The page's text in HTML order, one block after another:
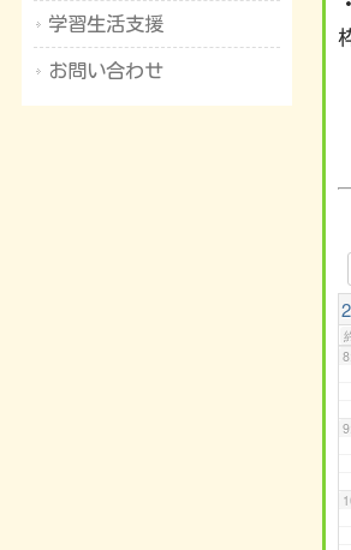
学習生活支援
お問い合わせ